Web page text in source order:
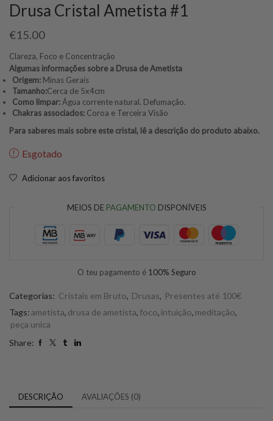
Drusa Cristal Ametista #1
€15.00
Clareza, Foco e Concentração
Algumas informações sobre a Drusa de Ametista
Origem: Minas Gerais
Tamanho:Cerca de 5x4cm
Como limpar:Água corrente natural. Defumação.
Chakras associados: Coroa e Terceira Visão
Para saberes mais sobre este cristal, lê a descrição do produto abaixo.
Esgotado
Adicionar aos favoritos
MEIOS DE PAGAMENTO DISPONÍVEIS
O teu pagamento é 100% Seguro
Categorias: Cristais em Bruto, Drusas, Presentes até 100€
Tags:ametista, drusa de ametista, foco, intuição, meditação,
peça unica
Share:
DESCRIÇÃO AVALIAÇÕES (0)